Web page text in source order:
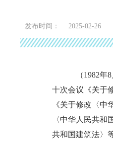
汕尾市知识产权信息公共服务平台
发布时间： 2025-02-26
（1982年8
十次会议《关于
《关于修改〈
〈中华人民共
共和国建筑法〉